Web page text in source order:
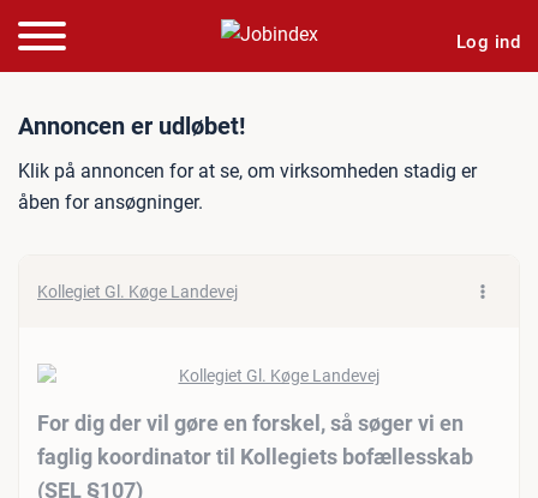
Log ind
Jobannonce: For dig der
Annoncen er udløbet!
Klik på annoncen for at se, om virksomheden stadig er
åben for ansøgninger.
Kollegiet Gl. Køge Landevej
For dig der vil gøre en forskel, så søger vi en
faglig koordinator til Kollegiets bofællesskab
(SEL §107)